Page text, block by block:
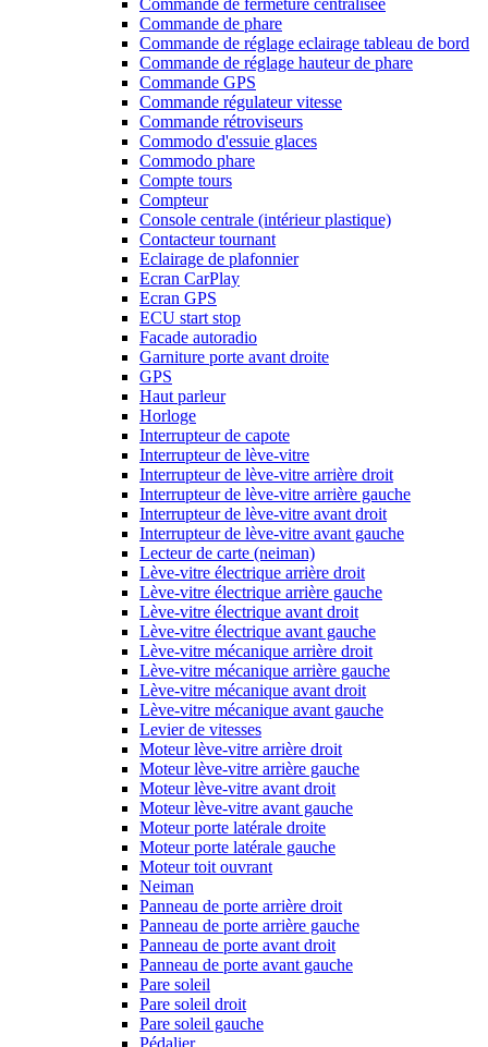
Commande de fermeture centralisée
Commande de phare
Commande de réglage eclairage tableau de bord
Commande de réglage hauteur de phare
Commande GPS
Commande régulateur vitesse
Commande rétroviseurs
Commodo d'essuie glaces
Commodo phare
Compte tours
Compteur
Console centrale (intérieur plastique)
Contacteur tournant
Eclairage de plafonnier
Ecran CarPlay
Ecran GPS
ECU start stop
Facade autoradio
Garniture porte avant droite
GPS
Haut parleur
Horloge
Interrupteur de capote
Interrupteur de lève-vitre
Interrupteur de lève-vitre arrière droit
Interrupteur de lève-vitre arrière gauche
Interrupteur de lève-vitre avant droit
Interrupteur de lève-vitre avant gauche
Lecteur de carte (neiman)
Lève-vitre électrique arrière droit
Lève-vitre électrique arrière gauche
Lève-vitre électrique avant droit
Lève-vitre électrique avant gauche
Lève-vitre mécanique arrière droit
Lève-vitre mécanique arrière gauche
Lève-vitre mécanique avant droit
Lève-vitre mécanique avant gauche
Levier de vitesses
Moteur lève-vitre arrière droit
Moteur lève-vitre arrière gauche
Moteur lève-vitre avant droit
Moteur lève-vitre avant gauche
Moteur porte latérale droite
Moteur porte latérale gauche
Moteur toit ouvrant
Neiman
Panneau de porte arrière droit
Panneau de porte arrière gauche
Panneau de porte avant droit
Panneau de porte avant gauche
Pare soleil
Pare soleil droit
Pare soleil gauche
Pédalier